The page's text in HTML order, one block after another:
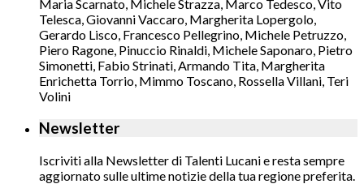
Maria Scarnato, Michele Strazza, Marco Tedesco, Vito
Telesca, Giovanni Vaccaro, Margherita Lopergolo,
Gerardo Lisco, Francesco Pellegrino, Michele Petruzzo,
Piero Ragone, Pinuccio Rinaldi, Michele Saponaro, Pietro
Simonetti, Fabio Strinati, Armando Tita, Margherita
Enrichetta Torrio, Mimmo Toscano, Rossella Villani, Teri
Volini
Newsletter
Iscriviti alla Newsletter di Talenti Lucani e resta sempre
aggiornato sulle ultime notizie della tua regione preferita.